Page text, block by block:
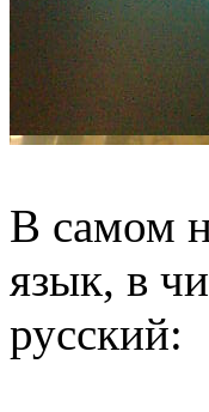
В самом
язык, в
русский: